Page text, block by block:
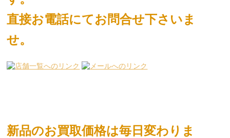
直接お電話にてお問合せ下さいま
せ。
新品のお買取価格は毎日変わりま